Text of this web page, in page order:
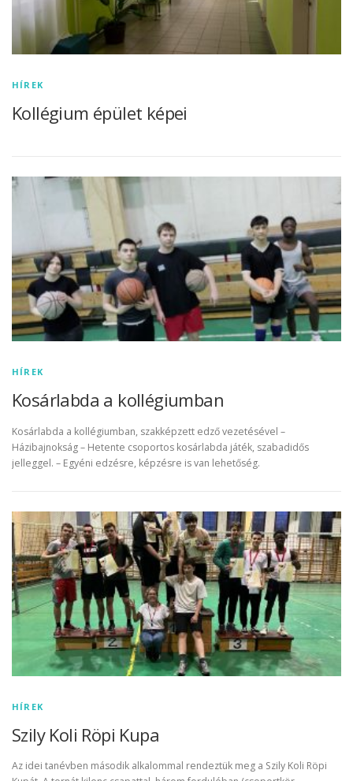
HÍREK
Kollégium épület képei
HÍREK
Kosárlabda a kollégiumban
Kosárlabda a kollégiumban, szakképzett edző vezetésével –
Házibajnokság – Hetente csoportos kosárlabda játék, szabadidős
jelleggel. – Egyéni edzésre, képzésre is van lehetőség.
HÍREK
Szily Koli Röpi Kupa
Az idei tanévben második alkalommal rendeztük meg a Szily Koli Röpi